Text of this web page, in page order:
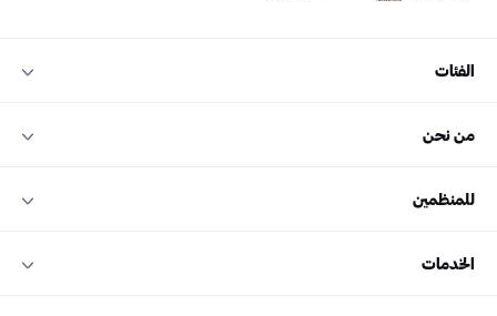
الفئات
من نحن
للمنظمين
الخدمات